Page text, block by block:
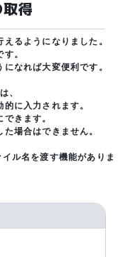
得
るようになりました。
。
なれば大変便利です。
、
に入力されます。
きます。
場合はできません。
ル名を渡す機能がありま